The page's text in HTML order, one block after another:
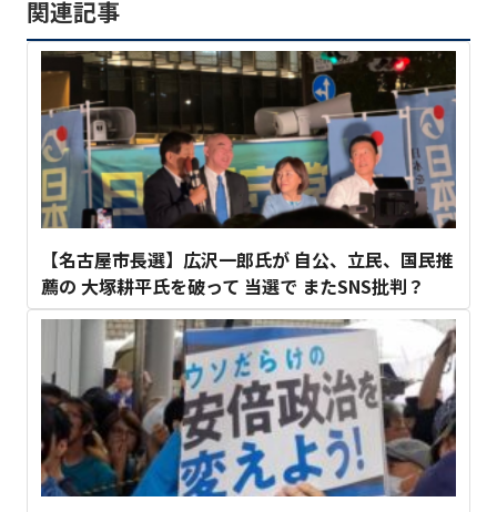
関連記事
【名古屋市長選】広沢一郎氏が 自公、立民、国民推
薦の 大塚耕平氏を破って 当選で またSNS批判？